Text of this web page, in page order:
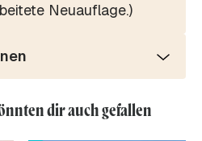
Neuauflage.)
dir auch gefallen